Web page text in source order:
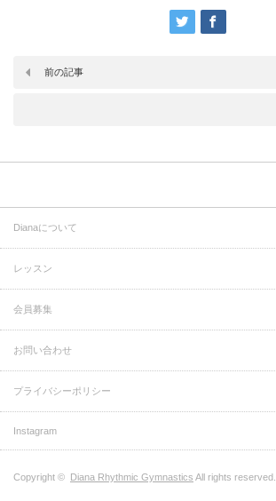
前の記事
Dianaについて
レッスン
会員募集
お問い合わせ
プライバシーポリシー
Instagram
Copyright © Diana Rhythmic Gymnastics All rights reserved.